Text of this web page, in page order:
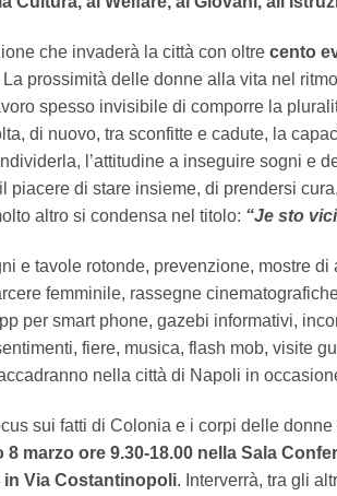
che invaderà la città con oltre cento
La prossimità delle donne alla vita nel
spesso invisibile di comporre la
di nuovo, tra sconfitte e cadute, la
l’attitudine a inseguire sogni e
piacere di stare insieme, di prendersi
altro si condensa nel titolo: “Je sto
e tavole rotonde, prevenzione, mostre
femminile, rassegne
per smart phone, gazebi informativi,
fiere, musica, flash mob, visite
nella città di Napoli in
sui fatti di Colonia e i corpi delle
8 marzo ore 9.30-18.00 nella Sala
in Via Costantinopoli. Interverrà, tra gli